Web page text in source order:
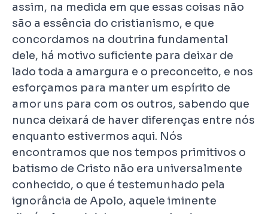
assim, na medida em que essas coisas não
são a essência do cristianismo, e que
concordamos na doutrina fundamental
dele, há motivo suficiente para deixar de
lado toda a amargura e o preconceito, e nos
esforçamos para manter um espírito de
amor uns para com os outros, sabendo que
nunca deixará de haver diferenças entre nós
enquanto estivermos aqui. Nós
encontramos que nos tempos primitivos o
batismo de Cristo não era universalmente
conhecido, o que é testemunhado pela
ignorância de Apolo, aquele iminente